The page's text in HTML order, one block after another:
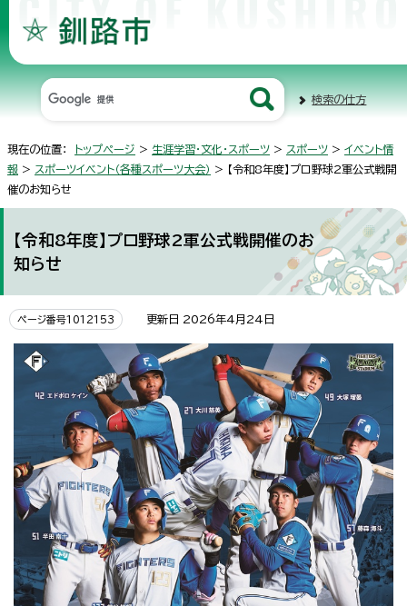
検索の仕方
現在の位置： トップページ > 生涯学習・文化・スポーツ > スポーツ > イベント情
報 > スポーツイベント（各種スポーツ大会） > 【令和8年度】プロ野球2軍公式戦開
催のお知らせ
【令和8年度】プロ野球2軍公式戦開催のお
知らせ
ページ番号1012153 更新日 2026年4月24日